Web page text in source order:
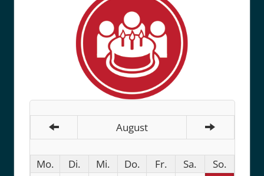
August
Mo. Di. Mi. Do. Fr. Sa.
So.